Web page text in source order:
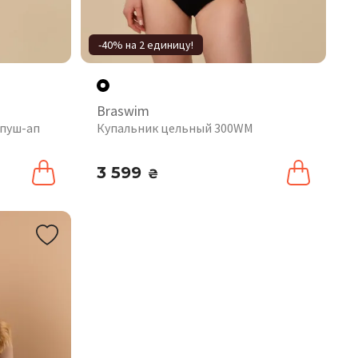
ап
-40% на 2 единицу!
Braswim
Купальник цельный 300WM
3 599 ₴